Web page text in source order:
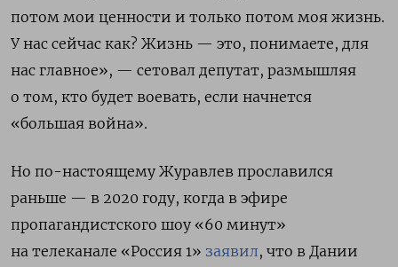
потом мои ценности и только потом моя жизнь.
У нас сейчас как? Жизнь — это, понимаете, для
нас главное», — сетовал депутат, размышляя
о том, кто будет воевать, если начнется
«большая война».
Но по-настоящему Журавлев прославился
раньше — в 2020 году, когда в эфире
пропагандистского шоу «60 минут»
на телеканале «Россия 1» заявил, что в Дании